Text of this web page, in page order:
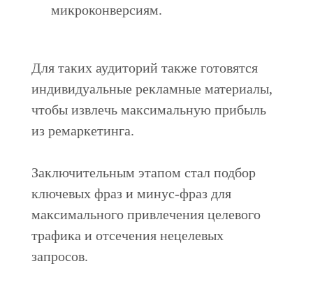
микроконверсиям.
Для таких аудиторий также готовятся
индивидуальные рекламные материалы,
чтобы извлечь максимальную прибыль
из ремаркетинга.
Заключительным этапом стал подбор
ключевых фраз и минус-фраз для
максимального привлечения целевого
трафика и отсечения нецелевых
запросов.